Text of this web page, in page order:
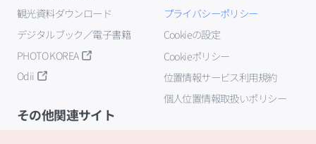
観光資料ダウンロード
デジタルブック／電子書籍
PHOTO KOREA
Odii
プライバシーポリシー
Cookieの設定
Cookieポリシー
位置情報サービス利用規約
個人位置情報取扱いポリシー
その他関連サイト